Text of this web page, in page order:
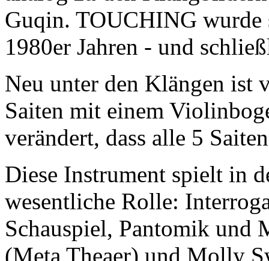
Guqin. TOUCHING
1980er Jahren - und
Neu unter den Klängen ist
Saiten mit einem
verändert, dass alle 5
Diese Instrument spielt in
wesentliche Rolle:
Schauspiel, Pantomik und
(Meta Theaer) und Molly